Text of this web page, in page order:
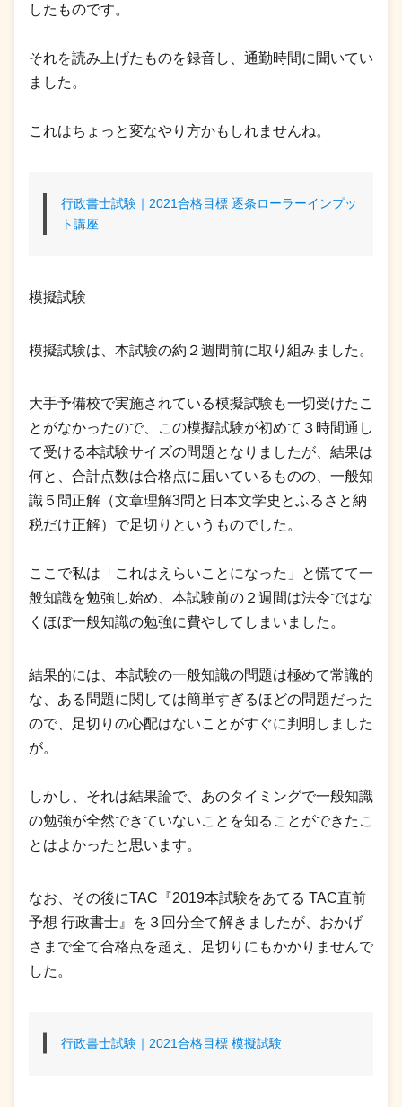
したものです。
それを読み上げたものを録音し、通勤時間に聞いてい
ました。
これはちょっと変なやり方かもしれませんね。
行政書士試験｜2021合格目標 逐条ローラーインプッ
ト講座
模擬試験
模擬試験は、本試験の約２週間前に取り組みました。
大手予備校で実施されている模擬試験も一切受けたこ
とがなかったので、この模擬試験が初めて３時間通し
て受ける本試験サイズの問題となりましたが、結果は
何と、合計点数は合格点に届いているものの、一般知
識５問正解（文章理解3問と日本文学史とふるさと納
税だけ正解）で足切りというものでした。
ここで私は「これはえらいことになった」と慌てて一
般知識を勉強し始め、本試験前の２週間は法令ではな
くほぼ一般知識の勉強に費やしてしまいました。
結果的には、本試験の一般知識の問題は極めて常識的
な、ある問題に関しては簡単すぎるほどの問題だった
ので、足切りの心配はないことがすぐに判明しました
が。
しかし、それは結果論で、あのタイミングで一般知識
の勉強が全然できていないことを知ることができたこ
とはよかったと思います。
なお、その後にTAC『2019本試験をあてる TAC直前
予想 行政書士』を３回分全て解きましたが、おかげ
さまで全て合格点を超え、足切りにもかかりませんで
した。
行政書士試験｜2021合格目標 模擬試験